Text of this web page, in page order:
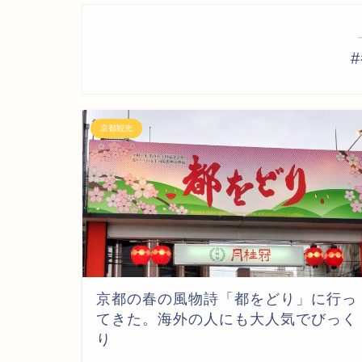
京都観光
京都の春の風物詩「都をどり」に行っ
てきた。海外の人にも大人気でびっく
り